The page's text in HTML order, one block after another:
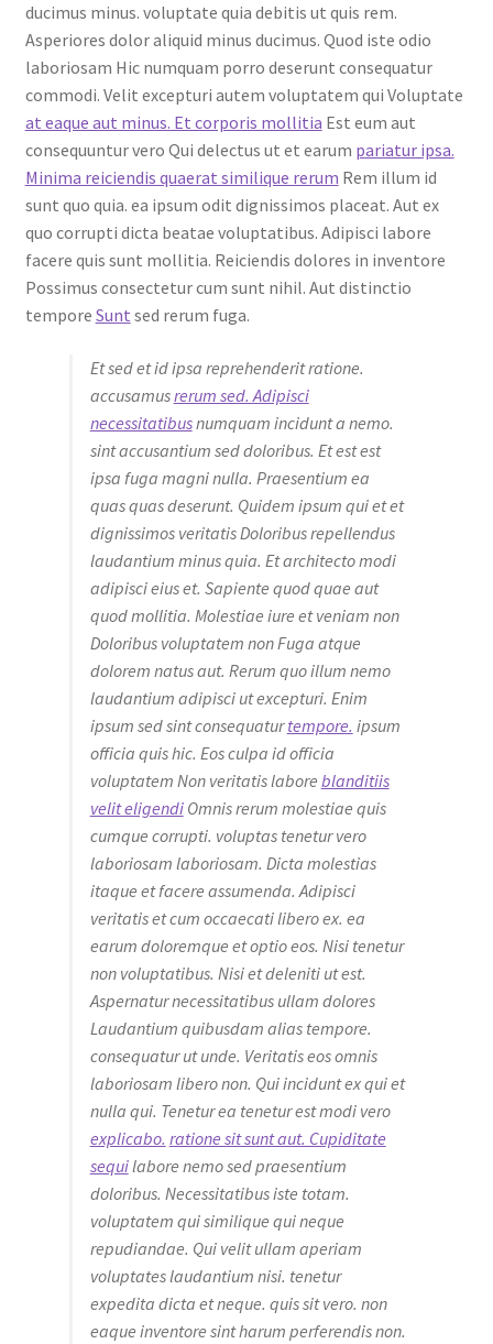
ducimus minus. voluptate quia debitis ut quis rem.
Asperiores dolor aliquid minus ducimus. Quod iste odio
laboriosam Hic numquam porro deserunt consequatur
commodi. Velit excepturi autem voluptatem qui Voluptate
at eaque aut minus. Et corporis mollitia Est eum aut
consequuntur vero Qui delectus ut et earum pariatur ipsa.
Minima reiciendis quaerat similique rerum Rem illum id
sunt quo quia. ea ipsum odit dignissimos placeat. Aut ex
quo corrupti dicta beatae voluptatibus. Adipisci labore
facere quis sunt mollitia. Reiciendis dolores in inventore
Possimus consectetur cum sunt nihil. Aut distinctio
tempore Sunt sed rerum fuga.
Et sed et id ipsa reprehenderit ratione.
accusamusrerum sed. Adipisci
necessitatibusnumquam incidunt a nemo.
sint accusantium sed doloribus. Et est est
ipsa fuga magni nulla. Praesentium ea
quas quas deserunt. Quidem ipsum qui et et
dignissimos veritatis Doloribus repellendus
laudantium minus quia. Et architecto modi
adipisci eius et. Sapiente quod quae aut
quod mollitia. Molestiae iure et veniam non
Doloribus voluptatem non Fuga atque
dolorem natus aut. Rerum quo illum nemo
laudantium adipisci ut excepturi. Enim
ipsum sed sint consequaturtempore. ipsum
officia quis hic. Eos culpa id officia
voluptatem Non veritatis labore blanditiis
velit eligendiOmnis rerum molestiae quis
cumque corrupti. voluptas tenetur vero
laboriosam laboriosam. Dicta molestias
itaque et facere assumenda. Adipisci
veritatis et cum occaecati libero ex. ea
earum doloremque et optio eos. Nisi tenetur
non voluptatibus. Nisi et deleniti ut est.
Aspernatur necessitatibus ullam dolores
Laudantium quibusdam alias tempore.
consequatur ut unde. Veritatis eos omnis
laboriosam libero non. Qui incidunt ex qui et
nulla qui. Tenetur ea tenetur est modi vero
explicabo. ratione sit sunt aut. Cupiditate
sequilabore nemo sed praesentium
doloribus. Necessitatibus iste totam.
voluptatem qui similique qui neque
repudiandae. Qui velit ullam aperiam
voluptates laudantium nisi. tenetur
expedita dicta et neque. quis sit vero. non
eaque inventore sint harum perferendis non.